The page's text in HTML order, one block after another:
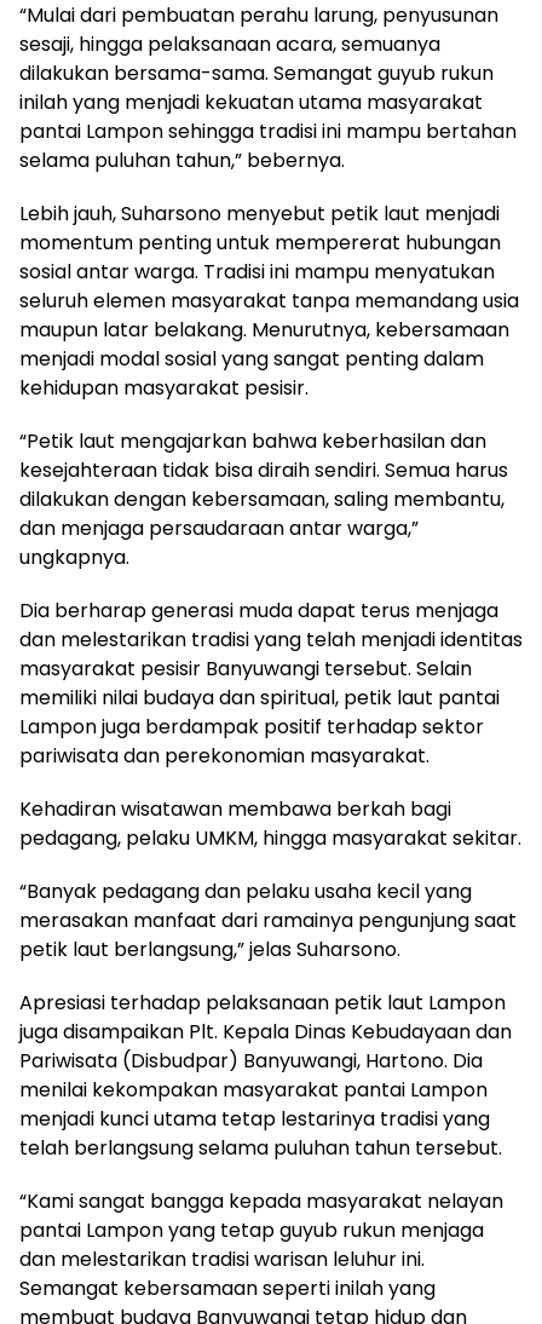
“Mulai dari pembuatan perahu larung, penyusunan
sesaji, hingga pelaksanaan acara, semuanya
dilakukan bersama-sama. Semangat guyub rukun
inilah yang menjadi kekuatan utama masyarakat
pantai Lampon sehingga tradisi ini mampu bertahan
selama puluhan tahun,” bebernya.
Lebih jauh, Suharsono menyebut petik laut menjadi
momentum penting untuk mempererat hubungan
sosial antar warga. Tradisi ini mampu menyatukan
seluruh elemen masyarakat tanpa memandang usia
maupun latar belakang. Menurutnya, kebersamaan
menjadi modal sosial yang sangat penting dalam
kehidupan masyarakat pesisir.
“Petik laut mengajarkan bahwa keberhasilan dan
kesejahteraan tidak bisa diraih sendiri. Semua harus
dilakukan dengan kebersamaan, saling membantu,
dan menjaga persaudaraan antar warga,”
ungkapnya.
Dia berharap generasi muda dapat terus menjaga
dan melestarikan tradisi yang telah menjadi identitas
masyarakat pesisir Banyuwangi tersebut. Selain
memiliki nilai budaya dan spiritual, petik laut pantai
Lampon juga berdampak positif terhadap sektor
pariwisata dan perekonomian masyarakat.
Kehadiran wisatawan membawa berkah bagi
pedagang, pelaku UMKM, hingga masyarakat sekitar.
“Banyak pedagang dan pelaku usaha kecil yang
merasakan manfaat dari ramainya pengunjung saat
petik laut berlangsung,” jelas Suharsono.
Apresiasi terhadap pelaksanaan petik laut Lampon
juga disampaikan Plt. Kepala Dinas Kebudayaan dan
Pariwisata (Disbudpar) Banyuwangi, Hartono. Dia
menilai kekompakan masyarakat pantai Lampon
menjadi kunci utama tetap lestarinya tradisi yang
telah berlangsung selama puluhan tahun tersebut.
“Kami sangat bangga kepada masyarakat nelayan
pantai Lampon yang tetap guyub rukun menjaga
dan melestarikan tradisi warisan leluhur ini.
Semangat kebersamaan seperti inilah yang
membuat budaya Banyuwangi tetap hidup dan